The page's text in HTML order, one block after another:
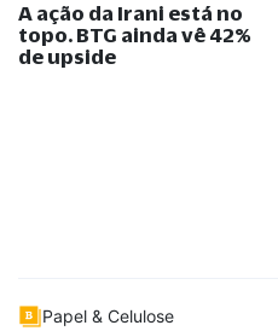
A ação da Irani está no
topo. BTG ainda vê 42%
de upside
Papel & Celulose